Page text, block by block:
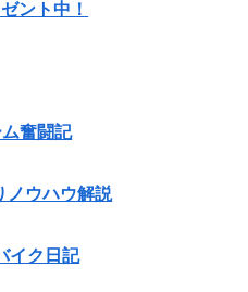
ント中！
奮闘記
ノウハウ解説
イク日記